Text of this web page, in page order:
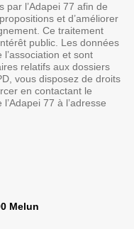
par l’Adapei 77 afin de
et d’améliorer
Ce traitement
public. Les données
et sont
relatifs aux dossiers
vous disposez de droits
en contactant le
77 à l’adresse
Melun